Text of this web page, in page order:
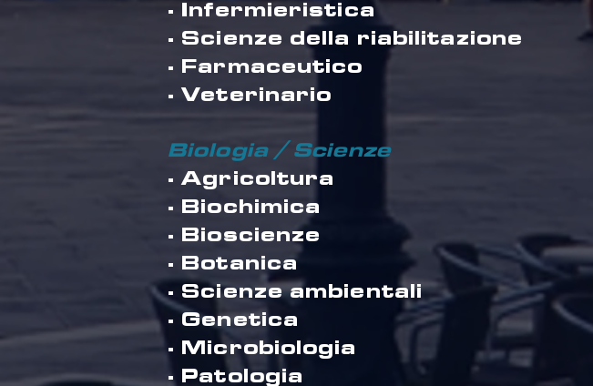
· Infermieristica
· Scienze della riabilitazione
· Farmaceutico
· Veterinario
Biologia / Scienze
· Agricoltura
· Biochimica
· Bioscienze
· Botanica
· Scienze ambientali
· Genetica
· Microbiologia
· Patologia